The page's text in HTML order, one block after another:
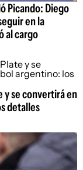
Picando: Diego
en la
al cargo
y se convertirá en
detalles